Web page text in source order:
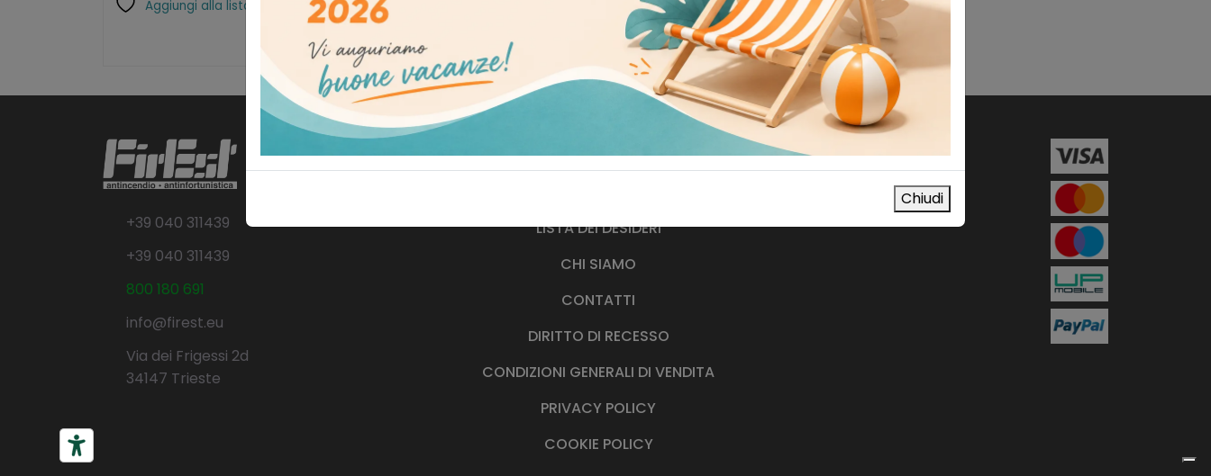
Aggiungi alla lista dei desideri
+39 040 311439
+39 040 311439
800 180 691
info@firest.eu
Via dei Frigessi 2d
34147 Trieste
SHOP
LISTA DEI DESIDERI
CHI SIAMO
CONTATTI
DIRITTO DI RECESSO
CONDIZIONI GENERALI DI VENDITA
PRIVACY POLICY
COOKIE POLICY
Chiudi